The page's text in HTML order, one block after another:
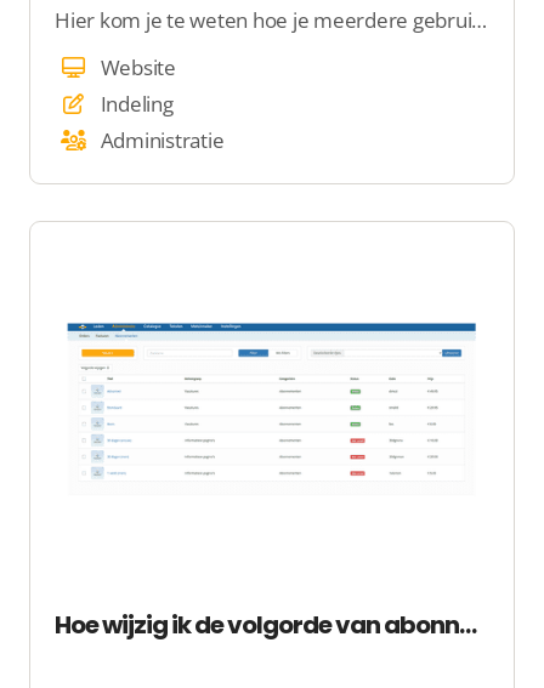
Hier kom je te weten hoe je meerdere gebruikers aanmaakt
Website
Indeling
Administratie
Hoe wijzig ik de volgorde van abonnementen